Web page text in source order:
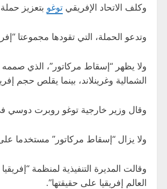
وكلف الاتحاد الإفريقي توغو بتعزيز
وتدعو الحملة، التي تقودها مجموعتا “إفريقيا بلا فلتر”،
ولا يظهر “إسقاط مركاتور”، الذي
الشمالية وغرينلاند، بينما يقلص حجم
وقال وزير خارجية ‌توغو روبرت دوسي في
ولا يزال “إسقاط مركاتور” مستخدما
وقالت ⁠المديرة التنفيذية لمنظمة
العالم إفريقيا على حقيقتها”.